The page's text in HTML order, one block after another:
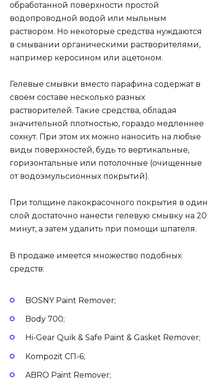
обработанной поверхности простой
водопроводной водой или мыльным
раствором. Но некоторые средства нуждаются
в смывании органическими растворителями,
например керосином или ацетоном.
Гелевые смывки вместо парафина содержат в
своем составе несколько разных
растворителей. Такие средства, обладая
значительной плотностью, гораздо медленнее
сохнут. При этом их можно наносить на любые
виды поверхностей, будь то вертикальные,
горизонтальные или потолочные (очищенные
от водоэмульсионных покрытий).
При толщине лакокрасочного покрытия в один
слой достаточно нанести гелевую смывку на 20
минут, а затем удалить при помощи шпателя.
В продаже имеется множество подобных
средств:
BOSNY Paint Remover;
Body 700;
Hi-Gear Quik & Safe Paint & Gasket Remover;
Kompozit СП-6;
ABRO Paint Remover;